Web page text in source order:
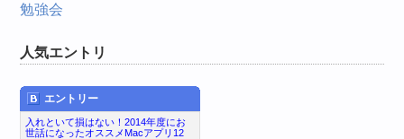
勉強会
人気エントリ
エントリー
入れといて損はない！2014年度にお
世話になったオススメMacアプリ12